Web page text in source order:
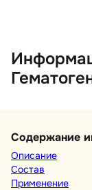
Содержание
Описание
Состав
Применение